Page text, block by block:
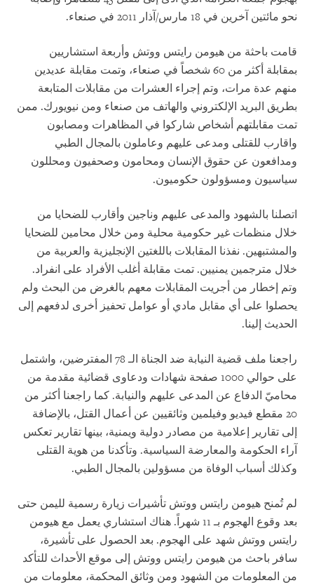
نحو مائتين آخرين في 18 مارس/آذار 2011 في صنعاء.
قامت باحثة من هيومن رايتس ووتش وأربعة استشاريين
بمقابلة أكثر من 60 شخصاً في صنعاء، وتمت مقابلة عديدين
منهم عدة مرات، وتم إجراء العشرات من مقابلات المتابعة
بطريق البريد الإلكتروني والهاتف من صنعاء ومن نيويورك. ممن
تمت مقابلتهم أشخاص شاركوا في المظاهرات ومصابون
واقارب للقتلى ومدعى عليهم وعاملون بالمجال الطبي
ومدافعون عن حقوق الإنسان ومحامون وصحفيون ومحللون
سياسيون ومسؤولون حكوميون.
اتصلنا بالشهود والمدعى عليهم وناجين وأقارب للضحايا من
خلال منظمات غير حكومية محلية ومن خلال محامين للضحايا
والمشتبهين. نفذنا المقابلات باللغتين الإنجليزية والعربية من
خلال مترجمين يمنيين. تمت مقابلة أغلب الأفراد على انفراد.
وتم إخطار من أجريت المقابلات معهم بالغرض من البحث ولم
يحصلوا على أي مقابل مادي أو عوامل تحفيز أخرى لدفعهم إلى
الحديث إلينا.
راجعنا ملف قضية النيابة ضد الجناة الـ 78 المفترضين، واشتمل
على حوالي 1000 صفحة شهادات ودعاوى قضائية مقدمة من
محاميّ الدفاع عن المدعى عليهم والنيابة. كما راجعنا أكثر من
20 مقطع فيديو وفيلمين وثائقيين عن أعمال القتل، بالإضافة
إلى تقارير إعلامية من مصادر دولية ويمنية، بينها تقارير تعكس
آراء الحكومة والمعارضة السياسية. وتأكدنا من هوية القتلى
وكذلك أسباب الوفاة من مسؤولين بالمجال الطبي.
لم تُمنح هيومن رايتس ووتش تأشيرات زيارة رسمية لليمن حتى
بعد وقوع الهجوم بـ 11 شهراً. هناك استشاري يعمل مع هيومن
رايتس ووتش شهد على الهجوم. بعد الحصول على تأشيرة،
سافر باحث من هيومن رايتس ووتش إلى موقع الأحداث للتأكد
من المعلومات من الشهود ومن وثائق المحكمة، معلومات من